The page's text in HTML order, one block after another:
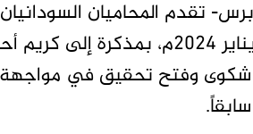
تقدم المحاميان
في اليوم 17 يناير 2024م،
وفتح تحقيق في مواجهة